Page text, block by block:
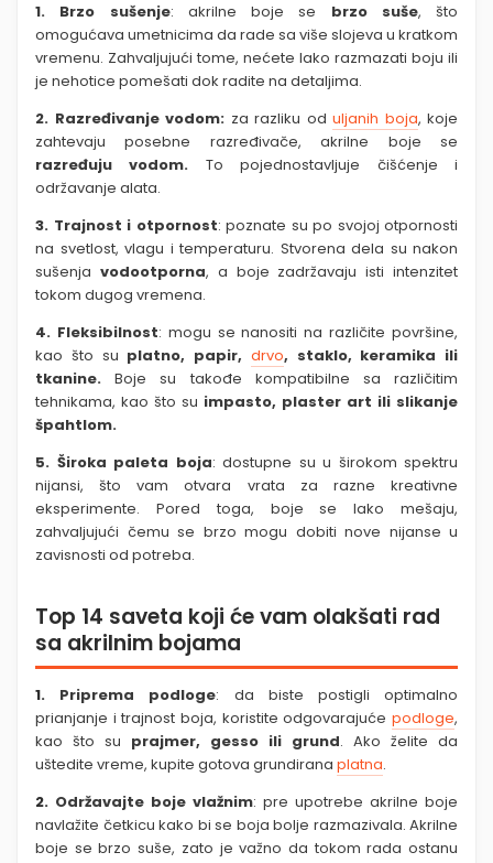
1. Brzo sušenje: akrilne boje se brzo suše, što
omogućava umetnicima da rade sa više slojeva u kratkom
vremenu. Zahvaljujući tome, nećete lako razmazati boju ili
je nehotice pomešati dok radite na detaljima.
2. Razređivanje vodom: za razliku od uljanih boja, koje
zahtevaju posebne razređivače, akrilne boje se
razređuju vodom. To pojednostavljuje čišćenje i
održavanje alata.
3. Trajnost i otpornost: poznate su po svojoj otpornosti
na svetlost, vlagu i temperaturu. Stvorena dela su nakon
sušenja vodootporna, a boje zadržavaju isti intenzitet
tokom dugog vremena.
4. Fleksibilnost: mogu se nanositi na različite površine,
kao što su platno, papir, drvo, staklo, keramika ili
tkanine. Boje su takođe kompatibilne sa različitim
tehnikama, kao što su impasto, plaster art ili slikanje
špahtlom.
5. Široka paleta boja: dostupne su u širokom spektru
nijansi, što vam otvara vrata za razne kreativne
eksperimente. Pored toga, boje se lako mešaju,
zahvaljujući čemu se brzo mogu dobiti nove nijanse u
zavisnosti od potreba.
Top 14 saveta koji će vam olakšati rad
sa akrilnim bojama
1. Priprema podloge: da biste postigli optimalno
prianjanje i trajnost boja, koristite odgovarajuće podloge,
kao što su prajmer, gesso ili grund. Ako želite da
uštedite vreme, kupite gotova grundirana platna.
2. Održavajte boje vlažnim: pre upotrebe akrilne boje
navlažite četkicu kako bi se boja bolje razmazivala. Akrilne
boje se brzo suše, zato je važno da tokom rada ostanu